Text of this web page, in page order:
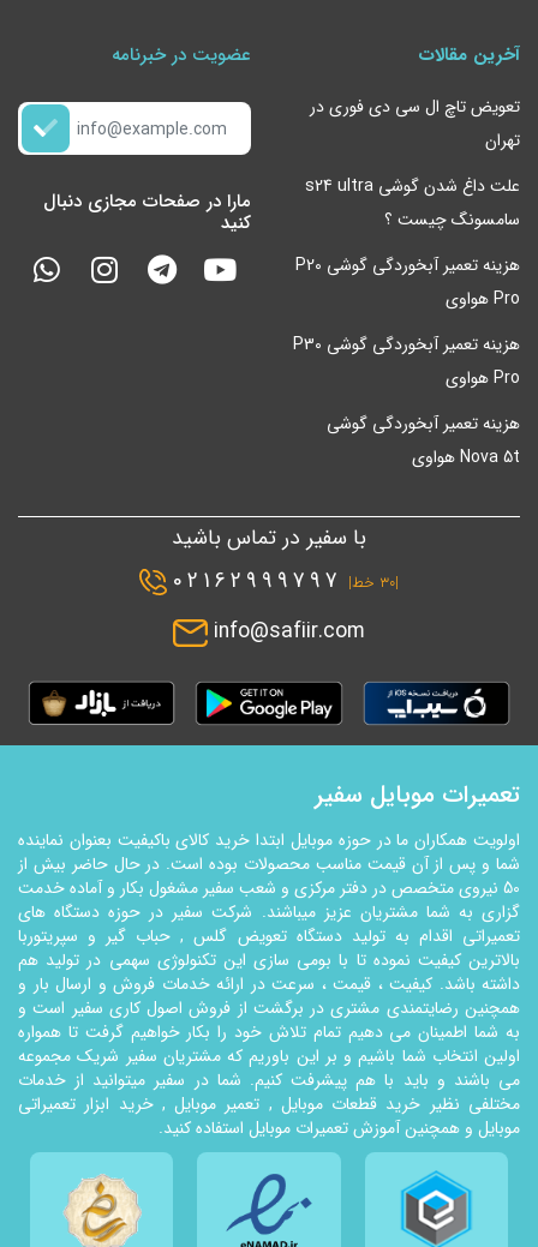
آخرین مقالات
تعویض تاچ ال سی دی فوری در
تهران
علت داغ شدن گوشی s24 ultra
سامسونگ چیست ؟
هزینه تعمیر آبخوردگی گوشی P20
Pro هواوی
هزینه تعمیر آبخوردگی گوشی P30
Pro هواوی
هزینه تعمیر آبخوردگی گوشی
Nova 5t هواوی
عضویت در خبرنامه
مارا در صفحات مجازی دنبال
کنید
با سفیر در تماس باشید
|۳۰ خط|
02162999797
info@safiir.com
تعمیرات موبایل سفیر
اولویت همکاران ما در حوزه موبایل ابتدا خرید کالای باکیفیت بعنوان نماینده
شما و پس از آن قیمت مناسب محصولات بوده است. در حال حاضر بیش از
50 نیروی متخصص در دفتر مرکزی و شعب سفیر مشغول بکار و آماده خدمت
گزاری به شما مشتریان عزیز میباشند. شرکت سفیر در حوزه دستگاه های
تعمیراتی اقدام به تولید دستگاه تعویض گلس , حباب گیر و سپریتوربا
بالاترین کیفیت نموده تا با بومی سازی این تکنولوژي سهمی در تولید هم
داشته باشد. کیفیت ، قیمت ، سرعت در ارائه خدمات فروش و ارسال بار و
همچنین رضایتمندی مشتری در برگشت از فروش اصول کاری سفیر است و
به شما اطمینان می دهیم تمام تلاش خود را بکار خواهیم گرفت تا همواره
اولین انتخاب شما باشیم و بر این باوریم که مشتریان سفیر شریک مجموعه
می باشند و باید با هم پیشرفت کنیم. شما در سفیر میتوانید از خدمات
مختلفی نظیر خرید قطعات موبایل , تعمیر موبایل , خرید ابزار تعمیراتی
موبایل و همچنین آموزش تعمیرات موبایل استفاده کنید.